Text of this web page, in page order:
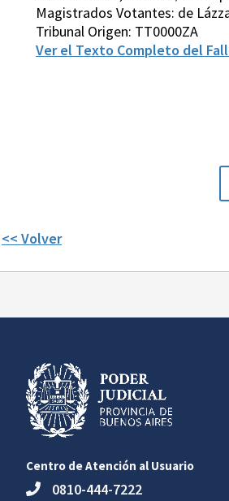
Magistrados Votantes: de
Tribunal Origen: TT0000ZA
Ver el Texto Completo del
<< Volver
Centro de Atención al Usuario
0810-444-7222